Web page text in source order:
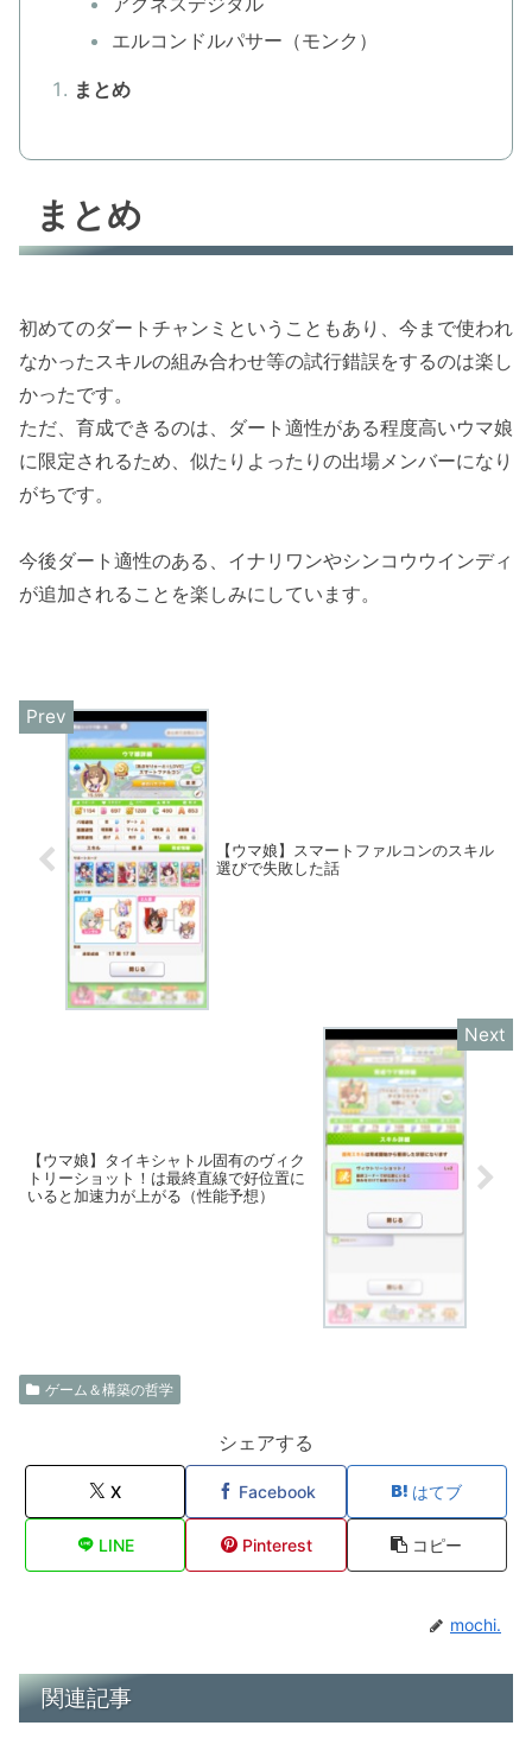
エルコンドルパサー（モンク）
まとめ
まとめ
初めてのダートチャンミということもあり、今まで使われ
なかったスキルの組み合わせ等の試行錯誤をするのは楽し
かったです。
ただ、育成できるのは、ダート適性がある程度高いウマ娘
に限定されるため、似たりよったりの出場メンバーになり
がちです。
今後ダート適性のある、イナリワンやシンコウウインディ
が追加されることを楽しみにしています。
【ウマ娘】スマートファルコンのスキル
選びで失敗した話
【ウマ娘】タイキシャトル固有のヴィク
トリーショット！は最終直線で好位置に
いると加速力が上がる（性能予想）
ゲーム＆構築の哲学
シェアする
X Facebook はてブ
LINE Pinterest コピー
mochi.
関連記事